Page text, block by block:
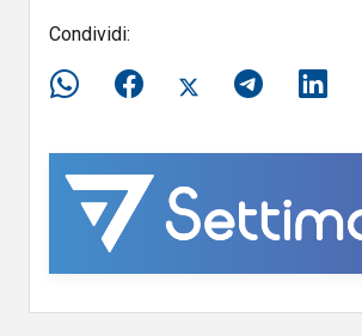
Condividi: